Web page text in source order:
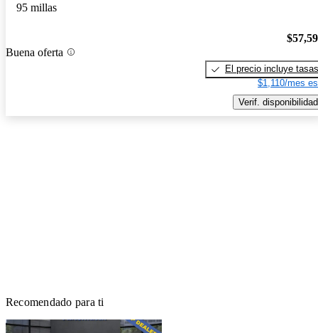
95 millas
Buena oferta
El precio incluye tasas
$1,110/mes
Verif. disponibilidad
Recomendado para ti